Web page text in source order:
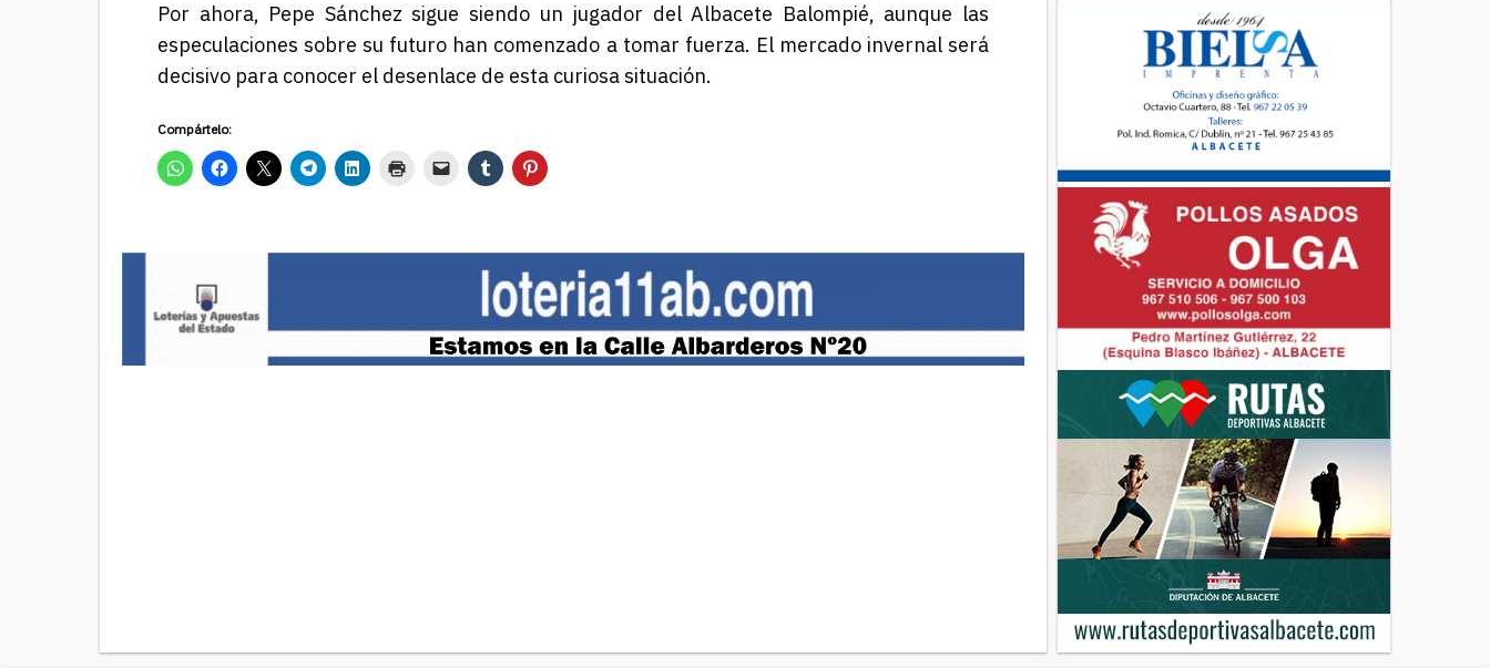
Por ahora, Pepe Sánchez sigue siendo un jugador del Albacete Balompié, aunque las
especulaciones sobre su futuro han comenzado a tomar fuerza. El mercado invernal será
decisivo para conocer el desenlace de esta curiosa situación.
Compártelo: